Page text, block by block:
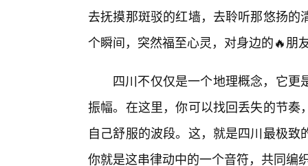
去抚摸那斑驳的红墙，去聆听那悠扬
个瞬间，突然福至心灵，对身边的🔥朋
四川不仅仅是一个地理概念，它更
振幅。在这里，你可以找回丢失的节
自己舒服的波段。这，就是四川最极
你就是这串律动中的一个音符，共同编